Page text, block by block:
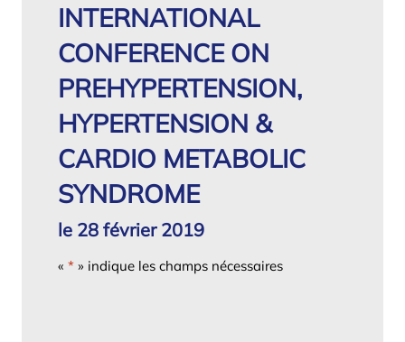
INTERNATIONAL
CONFERENCE ON
PREHYPERTENSION,
HYPERTENSION &
CARDIO METABOLIC
SYNDROME
le 28 février 2019
« *» indique les champs nécessaires